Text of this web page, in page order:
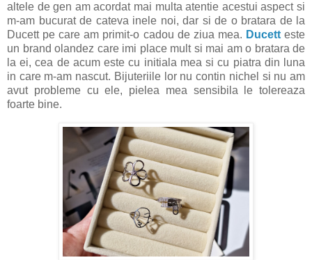
altele de gen am acordat mai multa atentie acestui aspect si
m-am bucurat de cateva inele noi, dar si de o bratara de la
Ducett pe care am primit-o cadou de ziua mea. Ducetteste
un brand olandez care imi place mult si mai am o bratara de
la ei, cea de acum este cu initiala mea si cu piatra din luna
in care m-am nascut. Bijuteriile lor nu contin nichel si nu am
avut probleme cu ele, pielea mea sensibila le tolereaza
foarte bine.